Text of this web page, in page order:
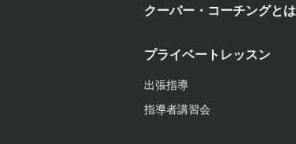
クーバー・コーチングとは
プライベートレッスン
出張指導
指導者講習会